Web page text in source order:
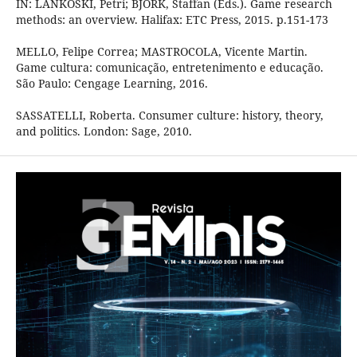
IN: LANKOSKI, Petri; BJÖRK, Staffan (Eds.). Game research
methods: an overview. Halifax: ETC Press, 2015. p.151-173
MELLO, Felipe Correa; MASTROCOLA, Vicente Martin.
Game cultura: comunicação, entretenimento e educação.
São Paulo: Cengage Learning, 2016.
SASSATELLI, Roberta. Consumer culture: history, theory,
and politics. London: Sage, 2010.